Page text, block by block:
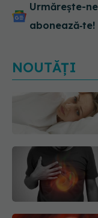
Urmărește-
abonează‑te!
NOUTĂȚI